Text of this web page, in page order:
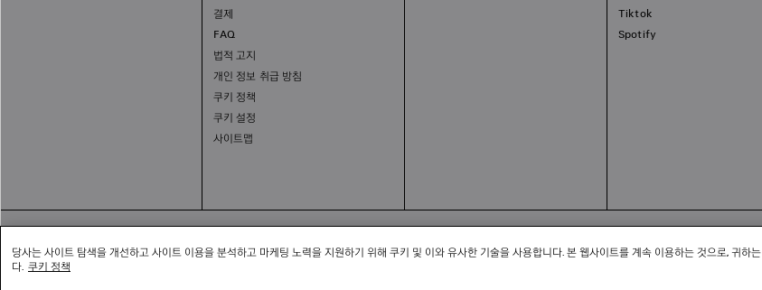
결제
FAQ
법적 고지
개인 정보 취급 방침
쿠키 정책
쿠키 설정
사이트맵
Tiktok
Spotify
회사명: 발렌시아가코리아 유한책임회사 | 사업자등록번호: 211-88-
대표자: 소피쿠스토리 | 주소: 서울특별시 강남구 도산대로 458, 13,14층(청담동, 도산
통신판매신고번호: 2022-서울강남-06711 | 통신판매업신고기관: 서울특별시 강남구청 | 호스팅 서
당사는 사이트 탐색을 개선하고 사이트 이용을 분석하고 마케팅 노력을 지원하기 위해 쿠키 및 이와 유사한 기술을 사용합니다. 본 웹사이트를 계속 이용하는 것으로, 귀하
다. 쿠키 정책